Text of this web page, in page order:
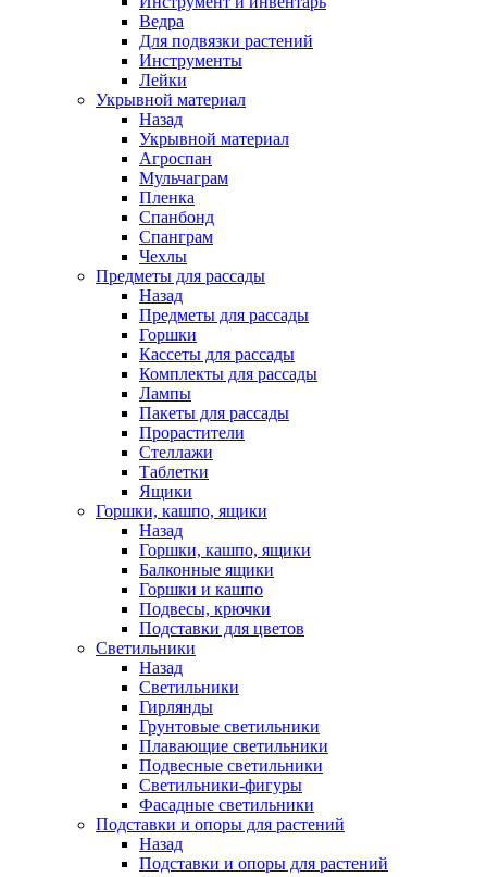
Ведра
Для подвязки растений
Инструменты
Лейки
Укрывной материал
Назад
Укрывной материал
Агроспан
Мульчаграм
Пленка
Спанбонд
Спанграм
Чехлы
Предметы для рассады
Назад
Предметы для рассады
Горшки
Кассеты для рассады
Комплекты для рассады
Лампы
Пакеты для рассады
Прорастители
Стеллажи
Таблетки
Ящики
Горшки, кашпо, ящики
Назад
Горшки, кашпо, ящики
Балконные ящики
Горшки и кашпо
Подвесы, крючки
Подставки для цветов
Светильники
Назад
Светильники
Гирлянды
Грунтовые светильники
Плавающие светильники
Подвесные светильники
Светильники-фигуры
Фасадные светильники
Подставки и опоры для растений
Назад
Подставки и опоры для растений